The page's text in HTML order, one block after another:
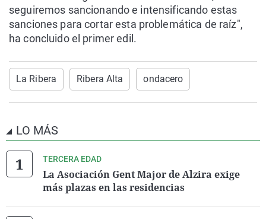
seguiremos sancionando e intensificando estas
sanciones para cortar esta problemática de raíz",
ha concluido el primer edil.
La Ribera Ribera Alta ondacero
LO MÁS
TERCERA EDAD
La Asociación Gent Major de Alzira exige
más plazas en las residencias